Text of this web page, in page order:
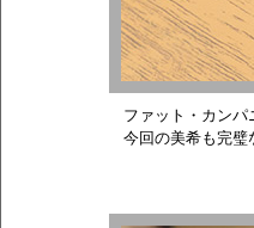
ファット・カン
今回の美希も完璧